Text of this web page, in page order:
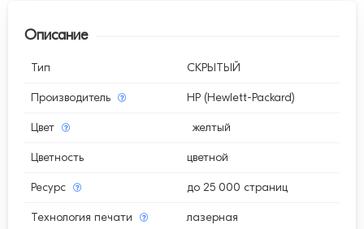
Описание
Тип СКРЫТЫЙ
Производитель HP (Hewlett-Packard)
Цвет желтый
Цветность цветной
Ресурс до 25 000 страниц
Технология печати лазерная